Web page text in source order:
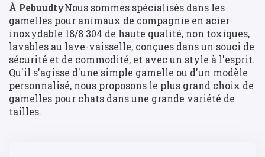
À PebuudtyNous sommes spécialisés dans les
gamelles pour animaux de compagnie en acier
inoxydable 18/8 304 de haute qualité, non toxiques,
lavables au lave-vaisselle, conçues dans un souci de
sécurité et de commodité, et avec un style à l'esprit.
Qu'il s'agisse d'une simple gamelle ou d'un modèle
personnalisé, nous proposons le plus grand choix de
gamelles pour chats dans une grande variété de
tailles.